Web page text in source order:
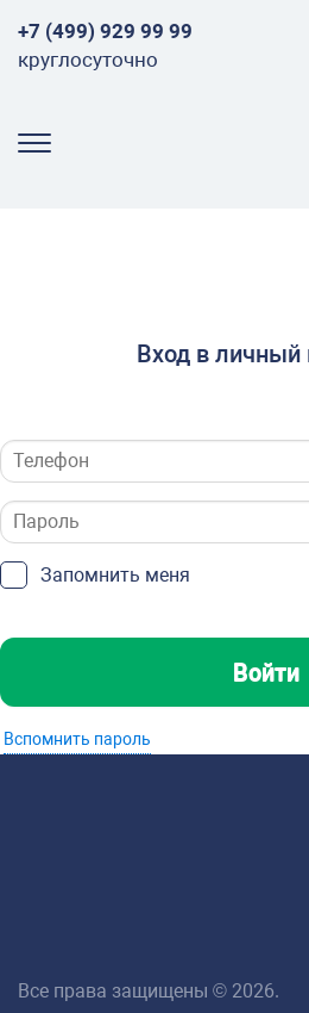
+7 (499) 929 99 99
круглосуточно
Вход в личный
Запомнить меня
Войти
Вспомнить пароль
Все права защищены © 2026.